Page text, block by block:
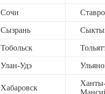
Сочи
Сызрань
Тобольск
Улан-Удэ
Хабаровск